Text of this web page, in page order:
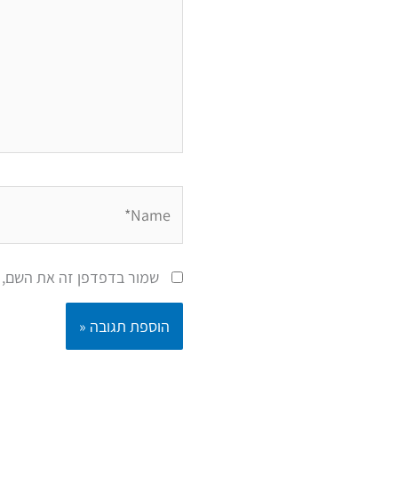
שמור בדפדפן זה את השם,